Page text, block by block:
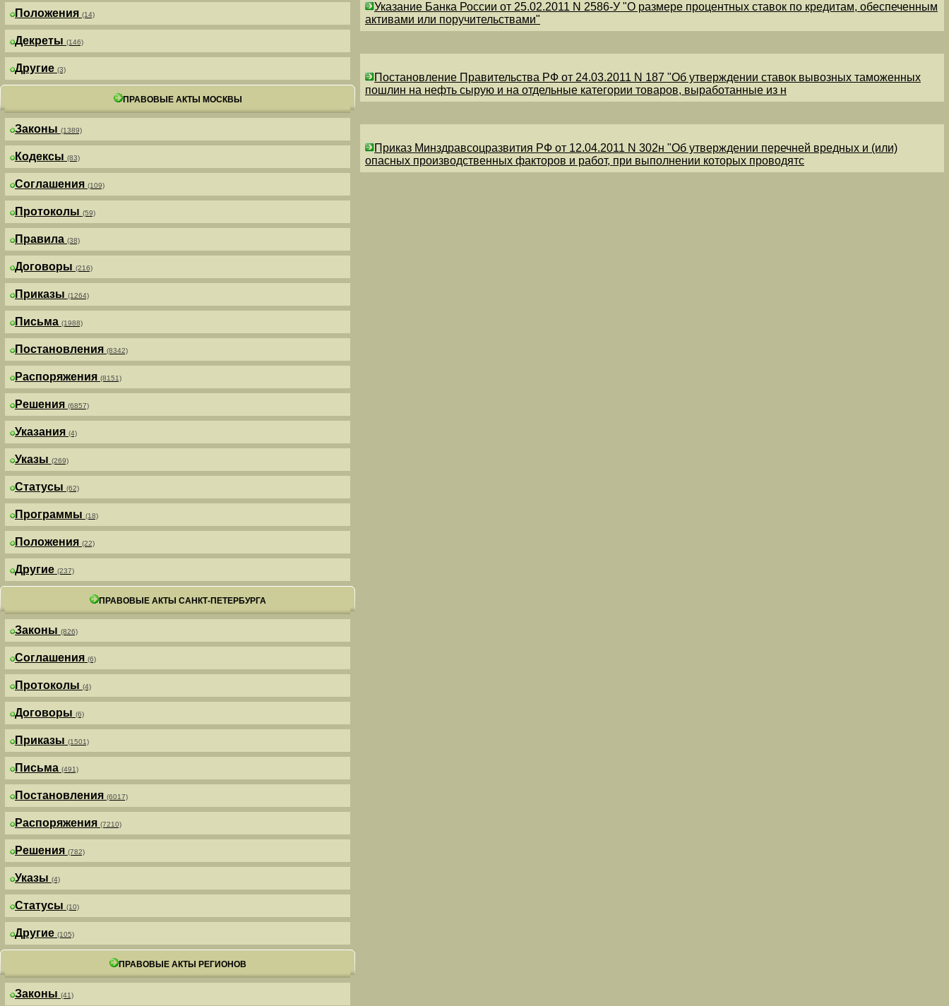
Положения (14)
Декреты (146)
Другие (3)
ПРАВОВЫЕ АКТЫ МОСКВЫ
Законы (1389)
Кодексы (83)
Соглашения (109)
Протоколы (59)
Правила (38)
Договоры (216)
Приказы (1264)
Письма (1988)
Постановления (8342)
Распоряжения (8151)
Решения (6857)
Указания (4)
Указы (269)
Статусы (62)
Программы (18)
Положения (22)
Другие (237)
ПРАВОВЫЕ АКТЫ САНКТ-ПЕТЕРБУРГА
Законы (826)
Соглашения (6)
Протоколы (4)
Договоры (6)
Приказы (1501)
Письма (491)
Постановления (6017)
Распоряжения (7210)
Решения (782)
Указы (4)
Статусы (10)
Другие (105)
ПРАВОВЫЕ АКТЫ РЕГИОНОВ
Законы (41)
Указание Банка России от 25.02.2011 N 2586-У "О размере процентных ставок по кредитам, обеспеченным
активами или поручительствами"
Постановление Правительства РФ от 24.03.2011 N 187 "Об утверждении ставок вывозных таможенных
пошлин на нефть сырую и на отдельные категории товаров, выработанные из н
Приказ Минздравсоцразвития РФ от 12.04.2011 N 302н "Об утверждении перечней вредных и (или)
опасных производственных факторов и работ, при выполнении которых проводятс